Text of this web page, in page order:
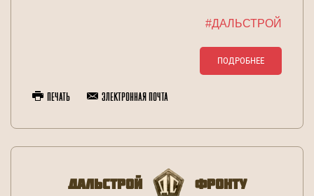
#ДАЛЬСТРОЙ
ПОДРОБНЕЕ
Печать Электронная почта
Дальстрой Фронту